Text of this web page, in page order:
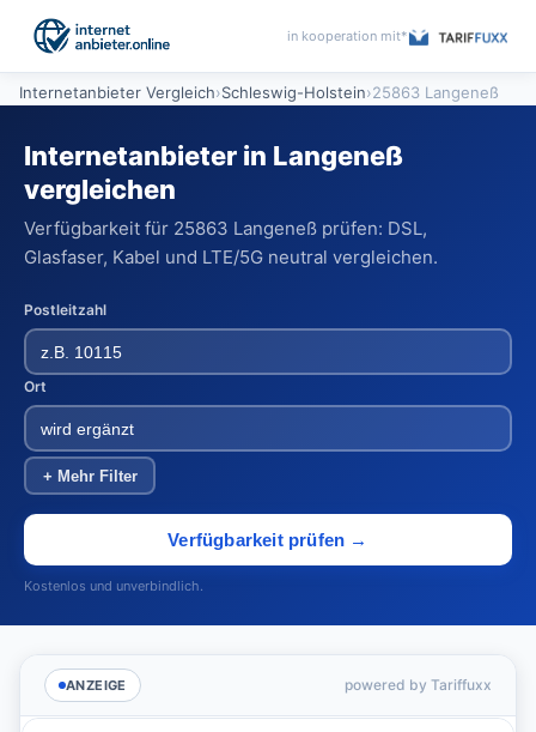
in kooperation mit*
Internetanbieter Vergleich›Schleswig-Holstein›25863 Langeneß
Internetanbieter in Langeneß
vergleichen
Verfügbarkeit für 25863 Langeneß prüfen: DSL,
Glasfaser, Kabel und LTE/5G neutral vergleichen.
Postleitzahl
Ort
+ Mehr Filter
Verfügbarkeit prüfen →
Kostenlos und unverbindlich.
ANZEIGE powered by Tariffuxx